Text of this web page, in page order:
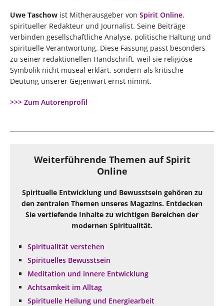
Uwe Taschow ist Mitherausgeber von Spirit Online,
spiritueller Redakteur und Journalist. Seine Beiträge
verbinden gesellschaftliche Analyse, politische Haltung und
spirituelle Verantwortung. Diese Fassung passt besonders
zu seiner redaktionellen Handschrift, weil sie religiöse
Symbolik nicht museal erklärt, sondern als kritische
Deutung unserer Gegenwart ernst nimmt.
>>> Zum Autorenprofil
Weiterführende Themen auf Spirit
Online
Spirituelle Entwicklung und Bewusstsein gehören zu
den zentralen Themen unseres Magazins. Entdecken
Sie vertiefende Inhalte zu wichtigen Bereichen der
modernen Spiritualität.
Spiritualität verstehen
Spirituelles Bewusstsein
Meditation und innere Entwicklung
Achtsamkeit im Alltag
Spirituelle Heilung und Energiearbeit